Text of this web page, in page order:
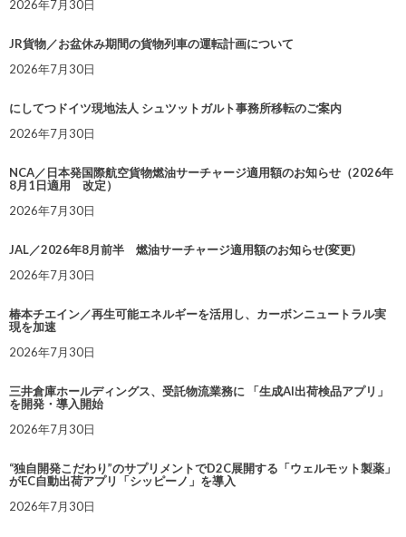
2026年7月30日
JR貨物／お盆休み期間の貨物列車の運転計画について
2026年7月30日
にしてつドイツ現地法人 シュツットガルト事務所移転のご案内
2026年7月30日
NCA／日本発国際航空貨物燃油サーチャージ適用額のお知らせ（2026年
8月1日適用 改定）
2026年7月30日
JAL／2026年8月前半 燃油サーチャージ適用額のお知らせ(変更)
2026年7月30日
椿本チエイン／再生可能エネルギーを活用し、カーボンニュートラル実
現を加速
2026年7月30日
三井倉庫ホールディングス、受託物流業務に 「生成AI出荷検品アプリ」
を開発・導入開始
2026年7月30日
“独自開発こだわり”のサプリメントでD2C展開する「ウェルモット製薬」
がEC自動出荷アプリ「シッピーノ」を導入
2026年7月30日